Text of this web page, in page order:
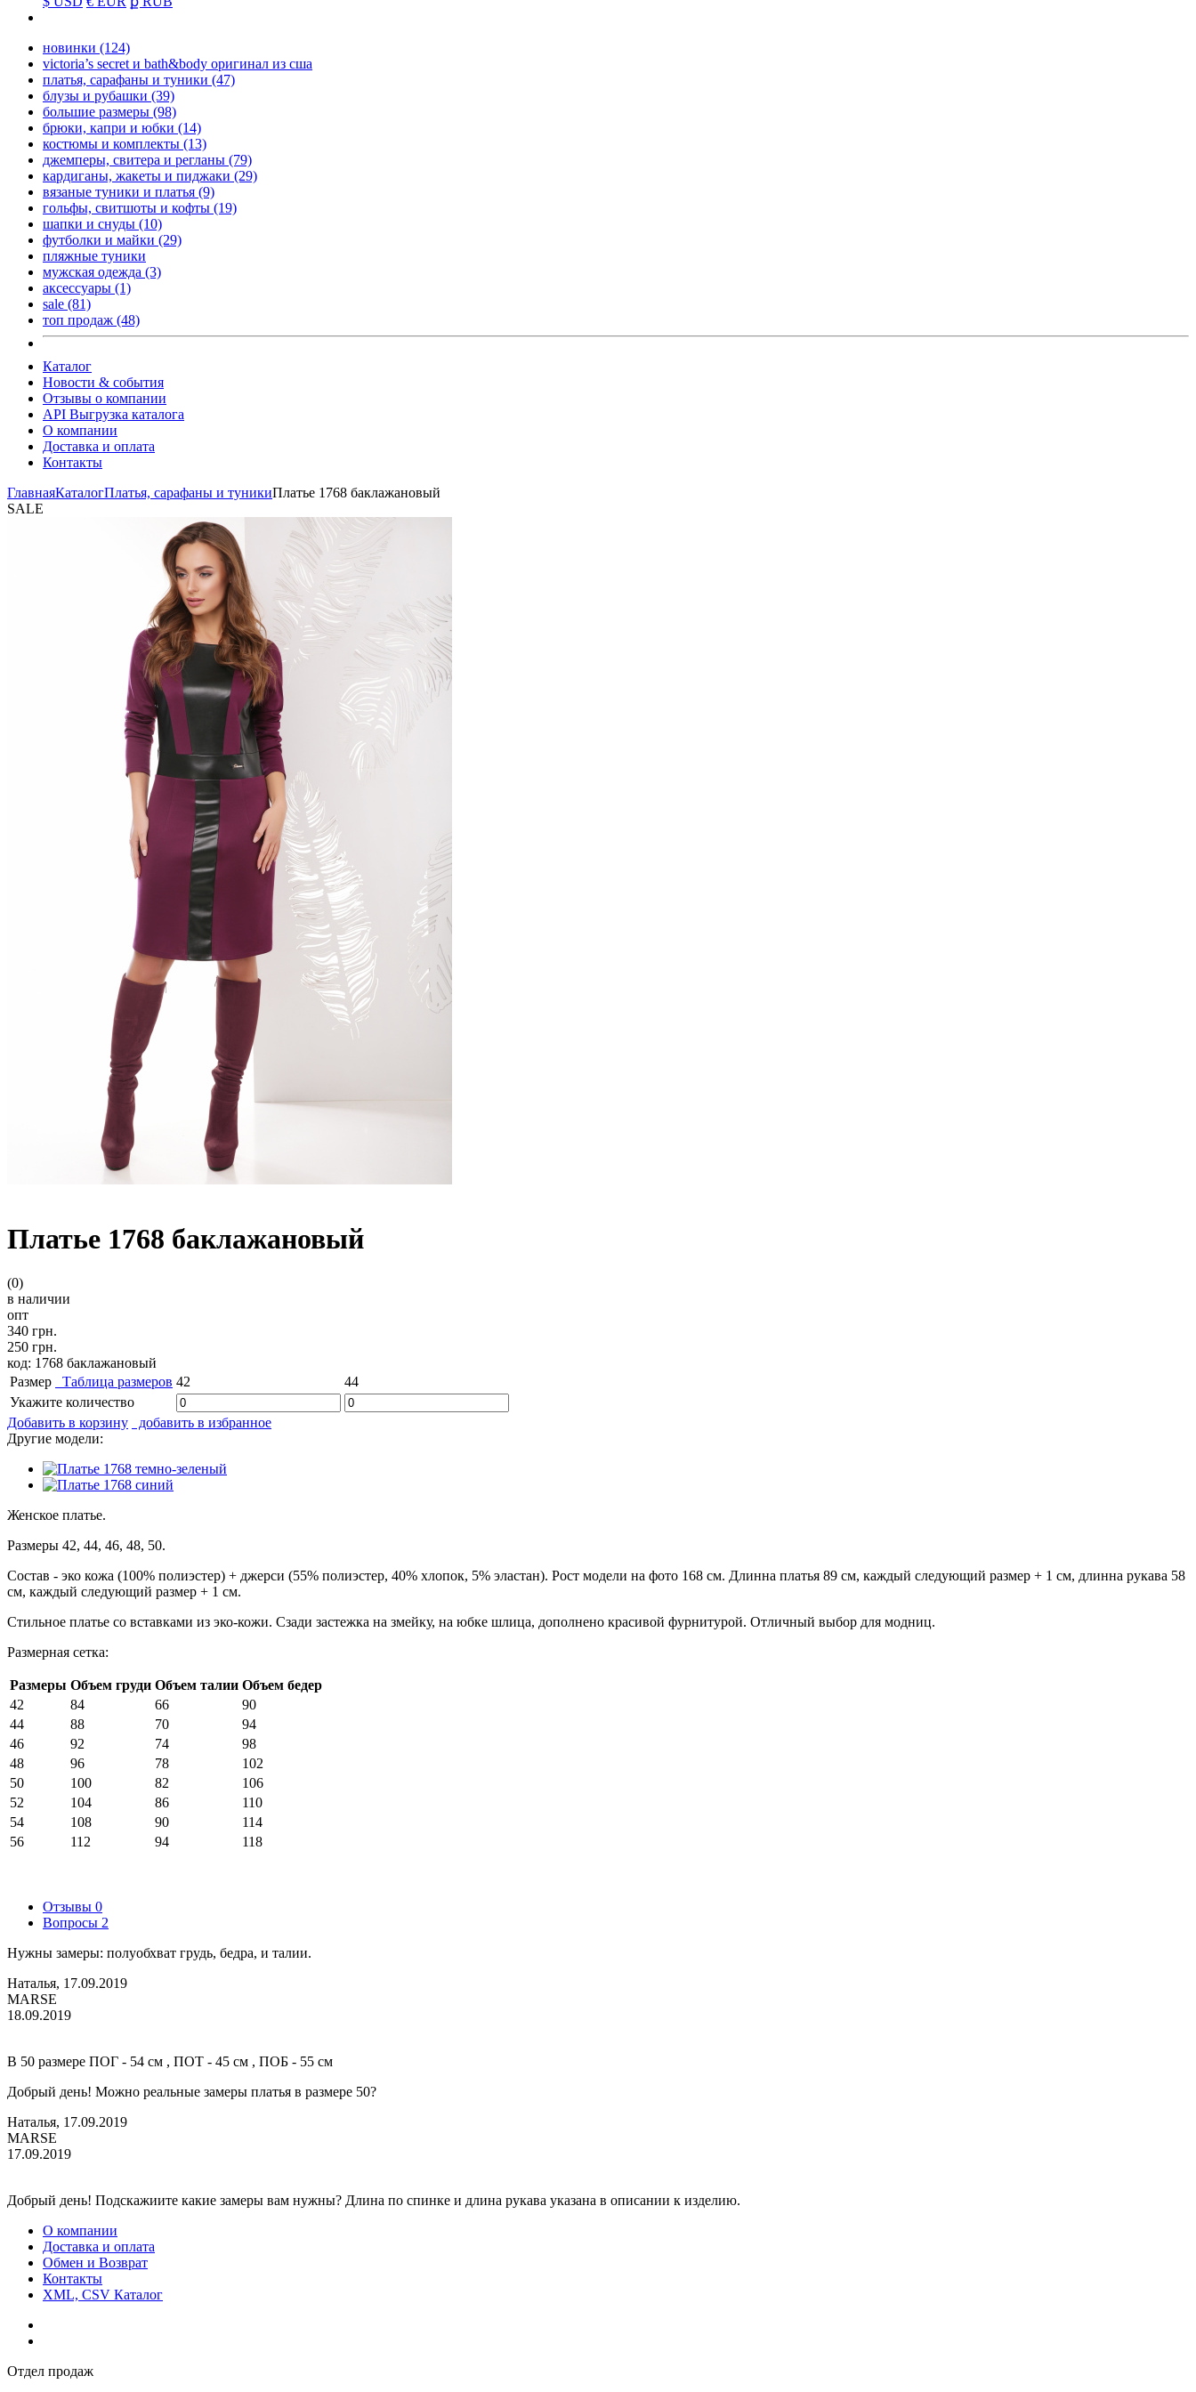
новинки (124)
victoria’s secret и bath&body оригинал из сша
платья, сарафаны и туники (47)
блузы и рубашки (39)
большие размеры (98)
брюки, капри и юбки (14)
костюмы и комплекты (13)
джемперы, свитера и регланы (79)
кардиганы, жакеты и пиджаки (29)
вязаные туники и платья (9)
гольфы, свитшоты и кофты (19)
шапки и снуды (10)
футболки и майки (29)
пляжные туники
мужская одежда (3)
аксессуары (1)
sale (81)
топ продаж (48)
Каталог
Новости & события
Отзывы о компании
API Выгрузка каталога
О компании
Доставка и оплата
Контакты
ГлавнаяКаталогПлатья, сарафаны и туникиПлатье 1768 баклажановый
SALE
Платье 1768 баклажановый
(0)
в наличии
опт
340 грн.
250 грн.
код: 1768 баклажановый
Размер
Таблица размеров 42
44
Укажите количество
Добавить в корзину
добавить в избранное
Другие модели:
Женское платье.
Размеры 42, 44, 46, 48, 50.
Состав - эко кожа (100% полиэстер) + джерси (55% полиэстер, 40% хлопок, 5% эластан). Рост модели на фото 168 см. Длинна платья 89 см, каждый следующий размер + 1 см, длинна рукава 58
см, каждый следующий размер + 1 см.
Стильное платье со вставками из эко-кожи. Сзади застежка на змейку, на юбке шлица, дополнено красивой фурнитурой. Отличный выбор для модниц.
Размерная сетка:
Размеры Объем груди Объем талии Объем бедер
42
84 66
90
44
88 70
94
46
92 74
98
48
96 78
102
50
100 82
106
52
104 86
110
54
108 90
114
56
112 94 118
Отзывы 0
Вопросы 2
Нужны замеры: полуобхват грудь, бедра, и талии.
Наталья, 17.09.2019
MARSE
18.09.2019
В 50 размере ПОГ - 54 см , ПОТ - 45 см , ПОБ - 55 см
Добрый день! Можно реальные замеры платья в размере 50?
Наталья, 17.09.2019
MARSE
17.09.2019
Добрый день! Подскажиите какие замеры вам нужны? Длина по спинке и длина рукава указана в описании к изделию.
О компании
Доставка и оплата
Обмен и Возврат
Контакты
XML, CSV Каталог
Отдел продаж